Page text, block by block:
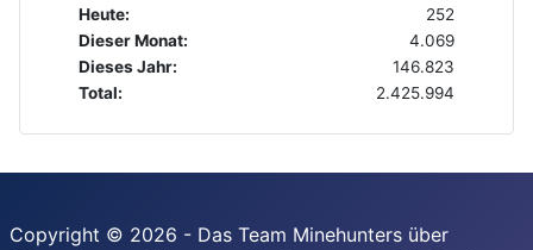
Heute:
252
Dieser Monat:
4.069
Dieses Jahr:
146.823
Total:
2.425.994
Copyright © 2026 - Das Team Minehunters über